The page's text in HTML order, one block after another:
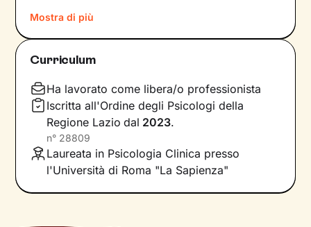
dinamiche– interne e relazionali – che non le
notiamo nemmeno. Ecco perché l’intervento di
un professionista risulta fondamentale.
La prima fase del nostro percorso insieme
consisterà in una raccolta di informazioni che ci
porteranno a definire unobiettivo condiviso
cui si focalizzerà il lavoro. Stabiliremo anche
tempistiche e frequenzadegli incontri e
valuteremo passo dopo passo i risultati
raggiunti, aggiornando gli obiettivi di
conseguenza.
Mostra di più
Curriculum
Ha lavorato come libera/o professionista
Iscritta all'Ordine degli Psicologi della
Regione Lazio dal 2023.
n° 28809
Laureata in Psicologia Clinica presso
l'Università di Roma "La Sapienza"